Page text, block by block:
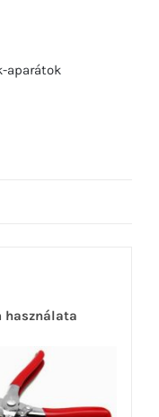
aparátok
használata